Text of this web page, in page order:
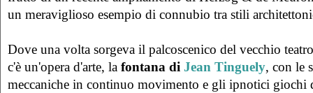
un meraviglioso esempio di connubio tra stili
Dove una volta sorgeva il palcoscenico del vecchio
c'è un'opera d'arte, la fontana di Jean Tinguely, con le
meccaniche in continuo movimento e gli ipnotici giochi